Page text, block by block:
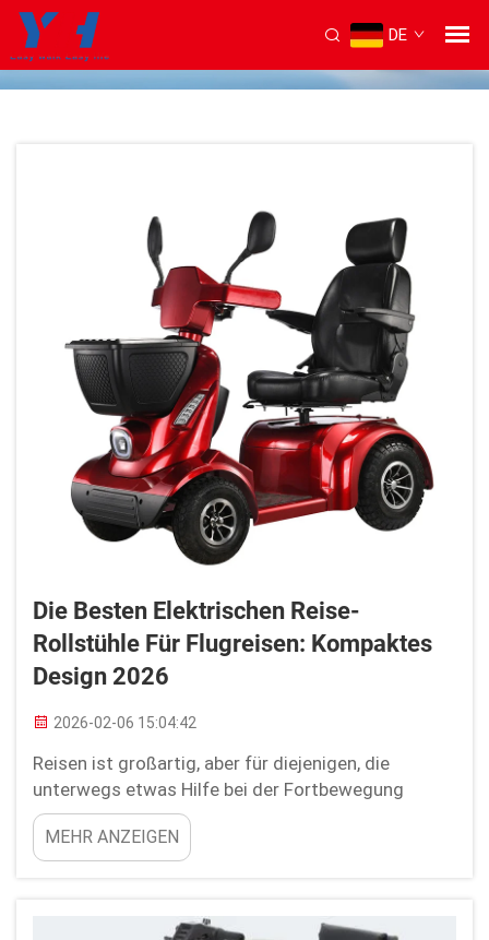
DE
Startseite
Die Besten Elektrischen Reise-
Rollstühle Für Flugreisen: Kompaktes
Design 2026
2026-02-06 15:04:42
Reisen ist großartig, aber für diejenigen, die
unterwegs etwas Hilfe bei der Fortbewegung
benötigen, kann ein hochwertiger elektrischer
Rollstuhl durchaus unverzichtbar sein. Youhuan
produziert einige der besten elektrischen Rollstühle
Rollstühle für Reisezwecke …
MEHR ANZEIGEN